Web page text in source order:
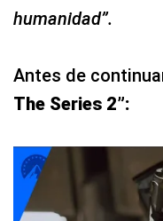
humanidad”.
Antes de
The Series 2”: